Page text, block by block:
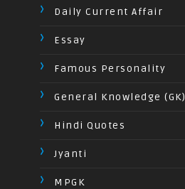
Daily Current Affair
Essay
Famous Personality
General Knowledge (GK)
Hindi Quotes
Jyanti
MPGK